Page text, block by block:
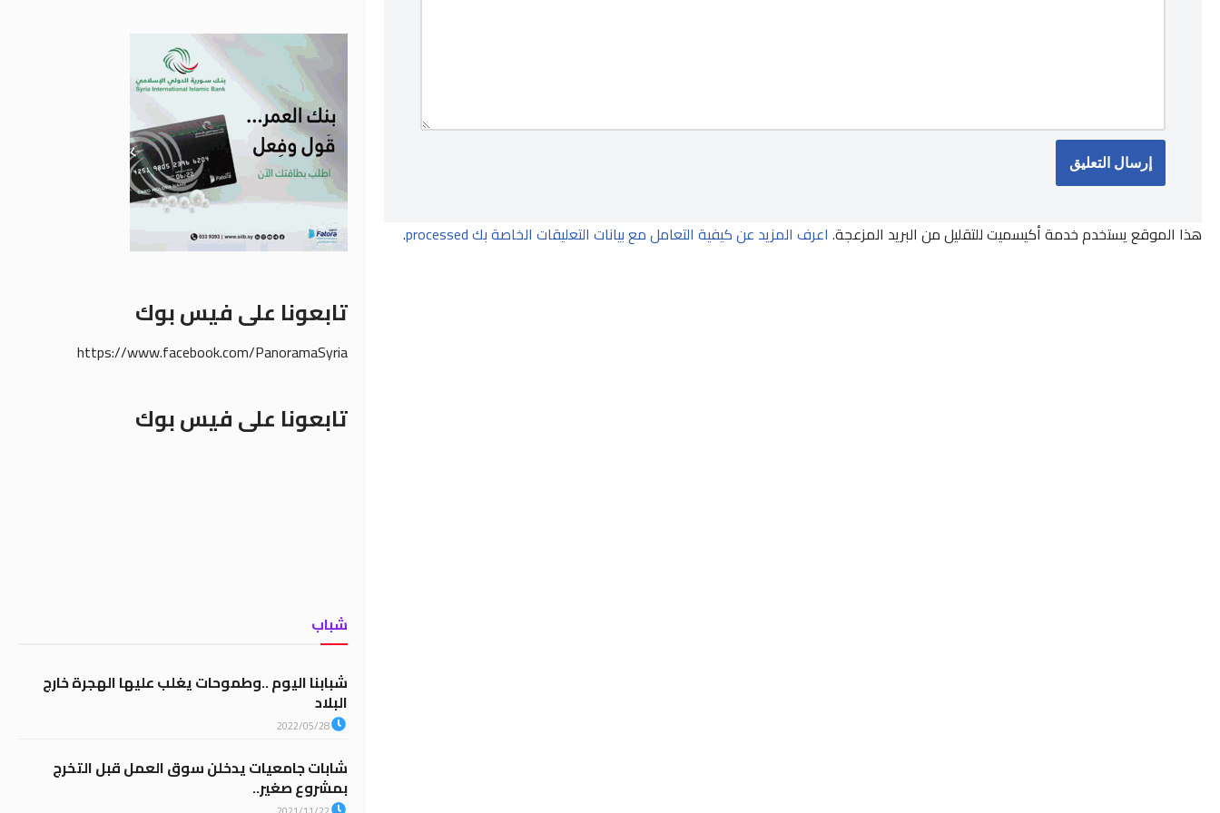
هذا الموقع يستخدم خدمة أكيسميت للتقليل من البريد المزعجة. اعرف المزيد عن كيفية التعامل مع بيانات التعليقات الخاصة بك processed .
تابعونا على فيس بوك
https://www.facebook.com/PanoramaSyria
تابعونا على فيس بوك
شباب
شبابنا اليوم ..وطموحات يغلب عليها الهجرة خارج
البلاد
2022/05/28
شابات جامعيات يدخلن سوق العمل قبل التخرج
بمشروع صغير..